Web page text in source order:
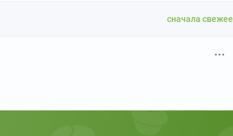
сначала свежее